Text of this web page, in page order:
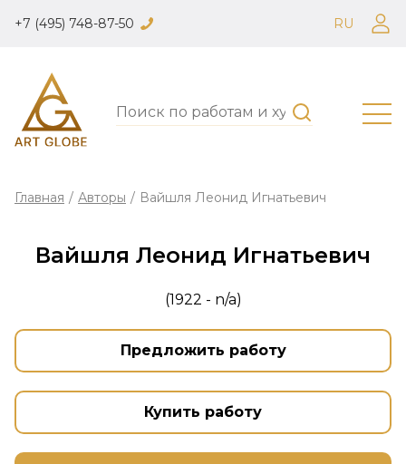
+7 (495) 748-87-50 RU
Главная / Авторы / Вайшля Леонид Игнатьевич
Вайшля Леонид Игнатьевич
(1922 - n/a)
Предложить работу
Купить работу